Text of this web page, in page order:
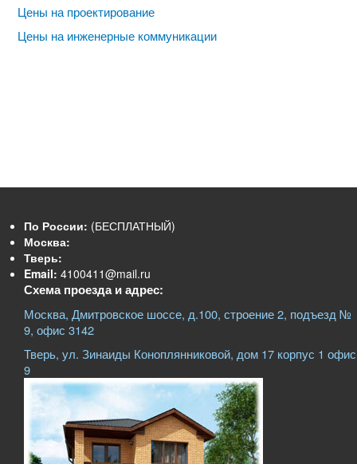
Цены на проектирование
Цены на инженерные коммуникации
По России: (БЕСПЛАТНЫЙ)
Москва:
Тверь:
Email: 4100411@mail.ru
Схема проезда и адрес:
Москва, Дмитровское шоссе, д.100, строение 2, подъезд №
9, офис 3142
Тверь, ул. Зинаиды Коноплянниковой, дом 17 корпус 1 офис
9